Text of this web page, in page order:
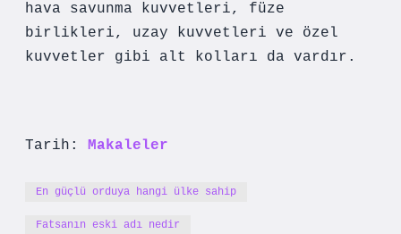
hava savunma kuvvetleri, füze
birlikleri, uzay kuvvetleri ve özel
kuvvetler gibi alt kolları da vardır.
Tarih: Makaleler
En güçlü orduya hangi ülke sahip
Fatsanın eski adı nedir